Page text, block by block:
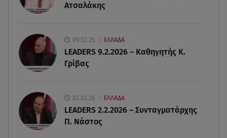
Σαρακήνικο
09.08.26 , 13:30
09.08.26 , 13:15
Σε Red Code και αύριο Αττική και 15 ακόμα
περιοχές - 400 φωτιές σε 10 μέρες
Ατσαλάκης
09.02.26 ΕΛΛΑΔΑ
LEADERS 9.2.2026 – Καθηγητής Κ.
Γρίβας
02.02.26 ΕΛΛΑΔΑ
LEADERS 2.2.2026 – Συνταγματάρχης
Π. Νάστος